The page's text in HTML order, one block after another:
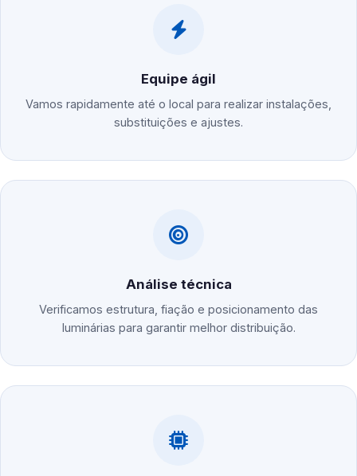
Equipe ágil
Vamos rapidamente até o local para realizar instalações,
substituições e ajustes.
Análise técnica
Verificamos estrutura, fiação e posicionamento das
luminárias para garantir melhor distribuição.